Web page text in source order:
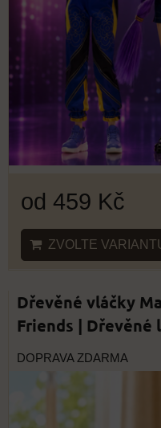
od 459 Kč
ZVOLTE
Dřevěné vláčky
Friends | Dřevěné
DOPRAVA ZDARMA